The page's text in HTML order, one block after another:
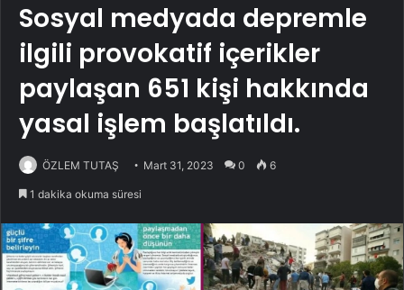
Sosyal medyada depremle
ilgili provokatif içerikler
paylaşan 651 kişi hakkında
yasal işlem başlatıldı.
ÖZLEM TUTAŞ Mart 31, 2023 0 6
1 dakika okuma süresi